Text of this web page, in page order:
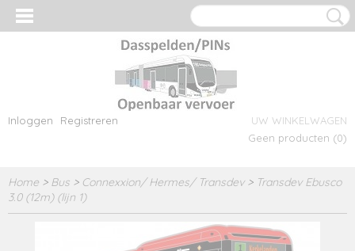
Inloggen Registreren
UW WINKELWAGEN
Geen producten (0)
Home > Bus > Connexxion/ Hermes/ Transdev> Transdev Ebusco
3.0 (12m) (lijn 1)